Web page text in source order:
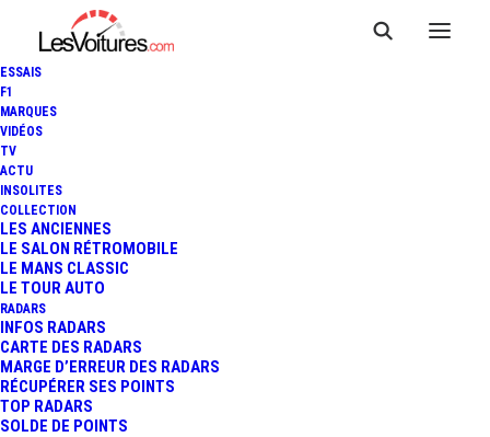
ESSAIS
F1
MARQUES
VIDÉOS
TV
ACTU
INSOLITES
COLLECTION
LES ANCIENNES
LE SALON RÉTROMOBILE
LE MANS CLASSIC
LE TOUR AUTO
RADARS
INFOS RADARS
CARTE DES RADARS
MARGE D’ERREUR DES RADARS
RÉCUPÉRER SES POINTS
TOP RADARS
SOLDE DE POINTS
FORD FIESTA ST : L'ESSAI EN
MODE "RALLYCROSS" !